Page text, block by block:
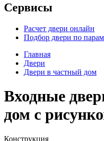
Сервисы
Расчет двери онлайн
Подбор двери по
Главная
Двери
Двери в частный дом
Входные
дом с
Конструкция